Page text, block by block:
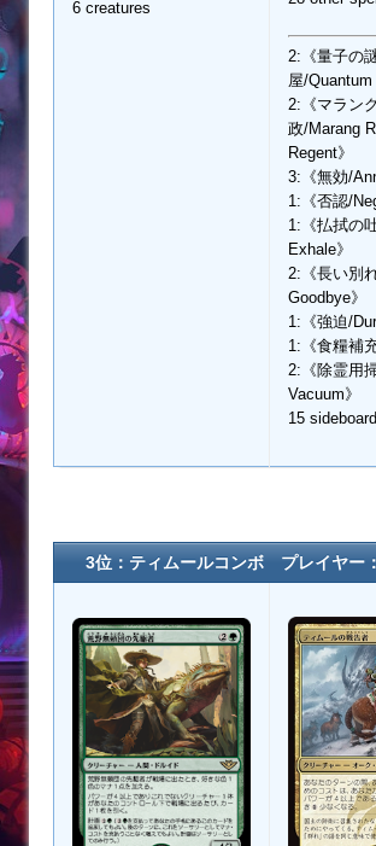
6 creatures
2:《量子の
屋/Quantum
2:《マラン
政/Marang
Regent》
3:《無効/
1:《否認/
1:《払拭の
Exhale》
2:《長い別
Goodbye》
1:《強迫/
1:《食糧補
2:《除霊用
Vacuum》
15
3位：ティムールコンボ プレイヤー